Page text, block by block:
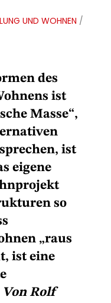
UND WOHNEN /
des
ist
Masse“,
ist
eigene
so
„raus
ist eine
Von Rolf